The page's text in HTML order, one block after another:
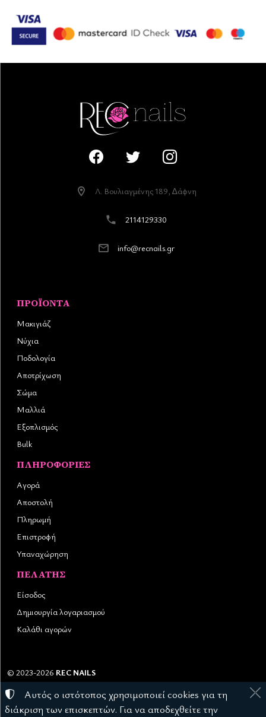
Λ. Βουλιαγµένης 189, ∆άφνη
2114129330
info@recnails.gr
ΠΡΟΪΌΝΤΑ
Μακιγιάζ
Νύχια
Ποδολογία
Αποτρίχωση
Σώμα
Μαλλιά
Εξοπλισμός
Bulk
ΠΛΗΡΟΦΟΡΊΕΣ
Αγορά
Αποστολή
Πληρωμή
Επιστροφή
Υπαναχώρηση
ΠΕΛΆΤΗΣ
Είσοδος
Δημιουργία λογαριασμού
Καλάθι αγορών
© 2023-2026 REC NAILS
Αριθμός ΓΕΜΗ:145976403000
Όροι χρήσης • Πολιτική απορρήτου •Πολιτική cookies
Αυτός ο ιστότοπος χρησιμοποιεί cookies για τη
διάκριση των επισκεπτών. Για να αποδεχθείτε την